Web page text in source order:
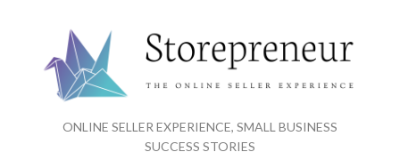
ONLINE SELLER EXPERIENCE, SMALL BUSINESS
SUCCESS STORIES